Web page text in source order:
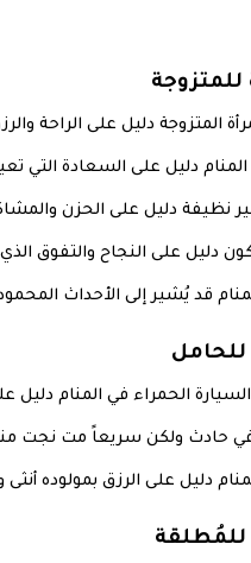
المتزوجة دليل على الراحة
المنام دليل على السعادة التي
نظيفة دليل على الحزن
دليل على النجاح والتفوق
قد يُشير إلى الأحداث
الحمراء في المنام دليل
في حادث ولكن سريعاً مت نجت
دليل على الرزق بمولوده
للمُطلقة